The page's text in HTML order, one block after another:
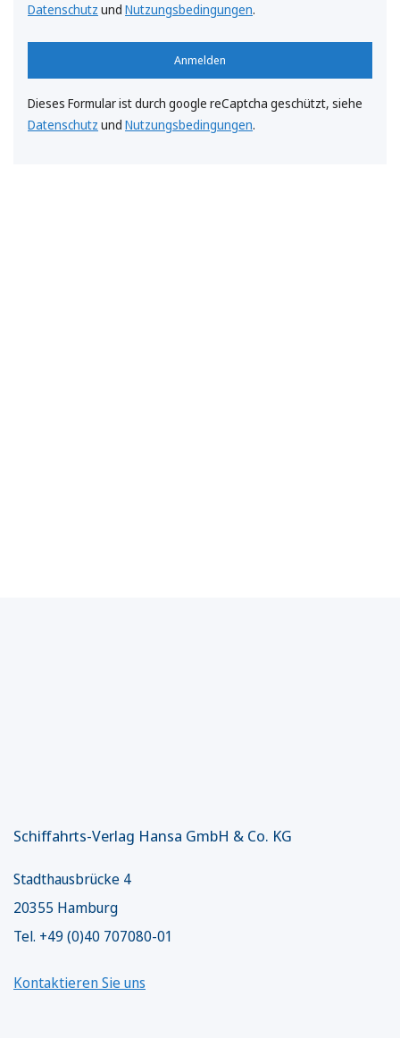
Datenschutz und Nutzungsbedingungen.
Anmelden
Dieses Formular ist durch google reCaptcha geschützt, siehe
Datenschutz und Nutzungsbedingungen.
Schiffahrts-Verlag Hansa GmbH & Co. KG
Stadthausbrücke 4
20355 Hamburg
Tel. +49 (0)40 707080-01
Kontaktieren Sie uns